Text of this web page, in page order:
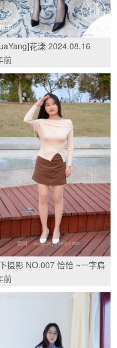
花漾 2024.08.16
凯竹Quinn/(82P)
前
摄影 NO.007 恰恰 ~一字肩
尬尬的第一次驾驭一字肩服
/(100P)
前